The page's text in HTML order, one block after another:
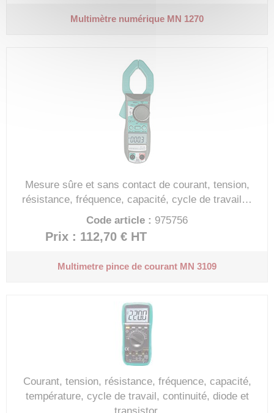
Multimètre numérique MN 1270
Mesure sûre et sans contact de courant, tension,
résistance, fréquence, capacité, cycle de travail…
Code article : 975756
Prix : 112,70 € HT
Multimetre pince de courant MN 3109
Courant, tension, résistance, fréquence, capacité,
température, cycle de travail, continuité, diode et